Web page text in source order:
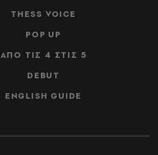
THESS VOICE
POP UP
ΑΠΟ ΤΙΣ 4 ΣΤΙΣ 5
DEBUT
ENGLISH GUIDE